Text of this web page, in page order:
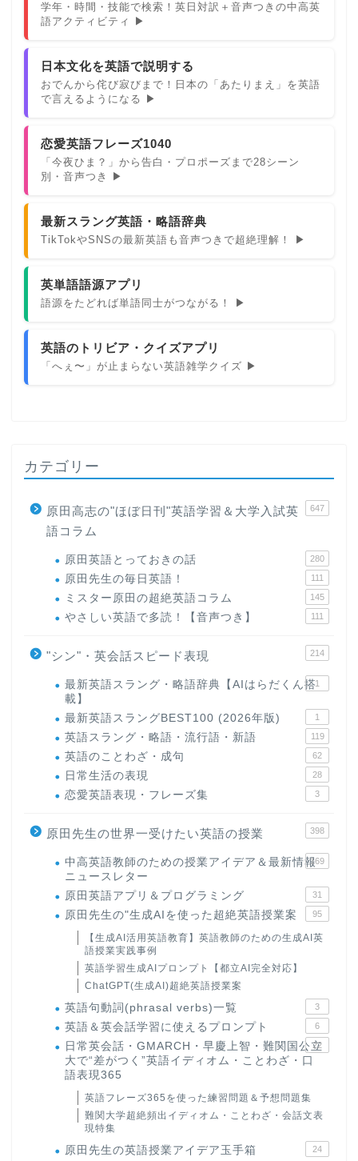
学年・時間・技能で検索！英日対訳＋音声つきの中高英
語アクティビティ ▶
日本文化を英語で説明する
おでんから侘び寂びまで！日本の「あたりまえ」を英語
で言えるようになる ▶
恋愛英語フレーズ1040
「今夜ひま？」から告白・プロポーズまで28シーン
別・音声つき ▶
最新スラング英語・略語辞典
TikTokやSNSの最新英語も音声つきで超絶理解！ ▶
英単語語源アプリ
語源をたどれば単語同士がつながる！ ▶
英語のトリビア・クイズアプリ
「へぇ〜」が止まらない英語雑学クイズ ▶
カテゴリー
原田高志の"ほぼ日刊"英語学習＆大学入試英
語コラム
647
原田英語とっておきの話 280
原田先生の毎日英語！ 111
ミスター原田の超絶英語コラム 145
やさしい英語で多読！【音声つき】 111
"シン"・英会話スピード表現 214
最新英語スラング・略語辞典【AIはらだくん搭
載】
1
最新英語スラングBEST100 (2026年版) 1
英語スラング・略語・流行語・新語 119
英語のことわざ・成句 62
日常生活の表現 28
恋愛英語表現・フレーズ集 3
原田先生の世界一受けたい英語の授業 398
中高英語教師のための授業アイデア＆最新情報
ニュースレター
169
原田英語アプリ＆プログラミング 31
原田先生の"生成AIを使った超絶英語授業案 95
【生成AI活用英語教育】英語教師のための生成AI英
語授業実践事例
英語学習生成AIプロンプト【都立AI完全対応】
ChatGPT(生成AI)超絶英語授業案
英語句動詞(phrasal verbs)一覧 3
英語＆英会話学習に使えるプロンプト 6
日常英会話・GMARCH・早慶上智・難関国公立
大で“差がつく”英語イディオム・ことわざ・口
語表現365
22
英語フレーズ365を使った練習問題＆予想問題集
難関大学超絶頻出イディオム・ことわざ・会話文表
現特集
原田先生の英語授業アイデア玉手箱 24